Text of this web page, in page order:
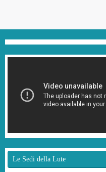
Le Sedi della Lute